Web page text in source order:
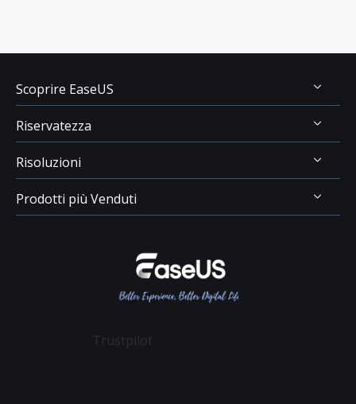
Scoprire EaseUS
Chi Siamo
Recensioni & Premi
Contatta EaseUS
Riservatezza
Disinstallazione
Politica di Rimborso
Termini & Condizioni
Risoluzioni
Recupero Dati USB
Recupero Dati Scheda SD
Recupero dei File su Mac
Prodotti più Venduti
Trustpilot